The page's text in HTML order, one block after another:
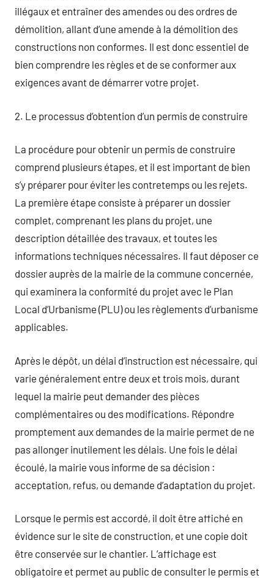
illégaux et entraîner des amendes ou des ordres de
démolition, allant d’une amende à la démolition des
constructions non conformes. Il est donc essentiel de
bien comprendre les règles et de se conformer aux
exigences avant de démarrer votre projet.
2. Le processus d’obtention d’un permis de construire
La procédure pour obtenir un permis de construire
comprend plusieurs étapes, et il est important de bien
s’y préparer pour éviter les contretemps ou les rejets.
La première étape consiste à préparer un dossier
complet, comprenant les plans du projet, une
description détaillée des travaux, et toutes les
informations techniques nécessaires. Il faut déposer ce
dossier auprès de la mairie de la commune concernée,
qui examinera la conformité du projet avec le Plan
Local d’Urbanisme (PLU) ou les règlements d’urbanisme
applicables.
Après le dépôt, un délai d’instruction est nécessaire, qui
varie généralement entre deux et trois mois, durant
lequel la mairie peut demander des pièces
complémentaires ou des modifications. Répondre
promptement aux demandes de la mairie permet de ne
pas allonger inutilement les délais. Une fois le délai
écoulé, la mairie vous informe de sa décision :
acceptation, refus, ou demande d’adaptation du projet.
Lorsque le permis est accordé, il doit être affiché en
évidence sur le site de construction, et une copie doit
être conservée sur le chantier. L’affichage est
obligatoire et permet au public de consulter le permis et